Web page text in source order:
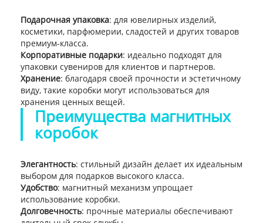
Подарочная упаковка: для ювелирных изделий,
косметики, парфюмерии, сладостей и других товаров
премиум-класса.
Корпоративные подарки: идеально подходят для
упаковки сувениров для клиентов и партнеров.
Хранение: благодаря своей прочности и эстетичному
виду, такие коробки могут использоваться для
хранения ценных вещей.
Преимущества магнитных
коробок
Элегантность: стильный дизайн делает их идеальным
выбором для подарков высокого класса.
Удобство: магнитный механизм упрощает
использование коробки.
Долговечность: прочные материалы обеспечивают